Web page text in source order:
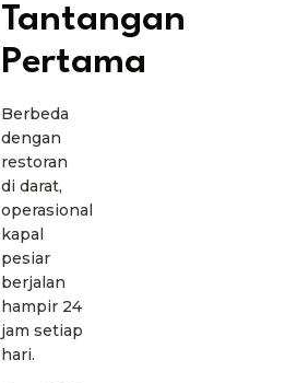
Tantangan
Pertama
Berbeda
dengan
restoran
di darat,
operasional
kapal
pesiar
berjalan
hampir 24
jam setiap
hari.